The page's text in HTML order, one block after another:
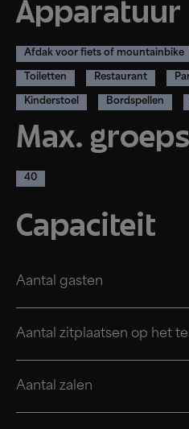
Apparatuur
Afdak voor fiets of mountainbike
Toiletten Restaurant
Kinderstoel Bordspellen
Max.
40
Capaciteit
Aantal gasten
Aantal zitplaatsen op het
Aantal zalen